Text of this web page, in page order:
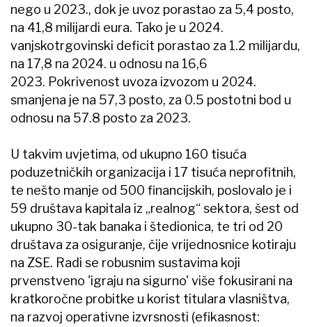
nego u 2023., dok je uvoz porastao za 5,4 posto,
na 41,8 milijardi eura. Tako je u 2024.
vanjskotrgovinski deficit porastao za 1.2 milijardu,
na 17,8 na 2024. u odnosu na 16,6
2023. Pokrivenost uvoza izvozom u 2024.
smanjena je na 57,3 posto, za 0.5 postotni bod u
odnosu na 57.8 posto za 2023.
U takvim uvjetima, od ukupno 160 tisuća
poduzetničkih organizacija i 17 tisuća neprofitnih,
te nešto manje od 500 financijskih, poslovalo je i
59 društava kapitala iz „realnog“ sektora, šest od
ukupno 30-tak banaka i štedionica, te tri od 20
društava za osiguranje, čije vrijednosnice kotiraju
na ZSE. Radi se robusnim sustavima koji
prvenstveno 'igraju na sigurno' više fokusirani na
kratkoročne probitke u korist titulara vlasništva,
na razvoj operativne izvrsnosti (efikasnost: